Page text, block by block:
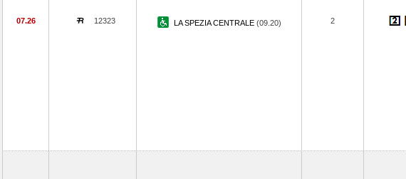
07.26 12323 LA SPEZIA CENTRALE (09.20) 2